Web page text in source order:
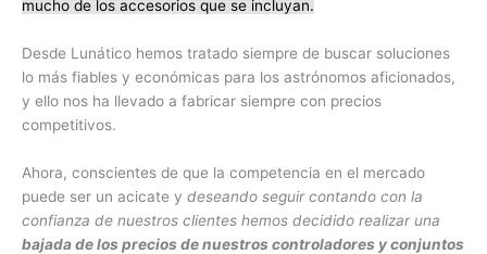
mucho de los accesorios que se incluyan.
Desde Lunático hemos tratado siempre de buscar soluciones
lo más fiables y económicas para los astrónomos aficionados,
y ello nos ha llevado a fabricar siempre con precios
competitivos.
Ahora, conscientes de que la competencia en el mercado
puede ser un acicate y deseando seguir contando con la
confianza de nuestros clientes hemos decidido realizar una
bajada de los precios de nuestros controladores y conjuntos